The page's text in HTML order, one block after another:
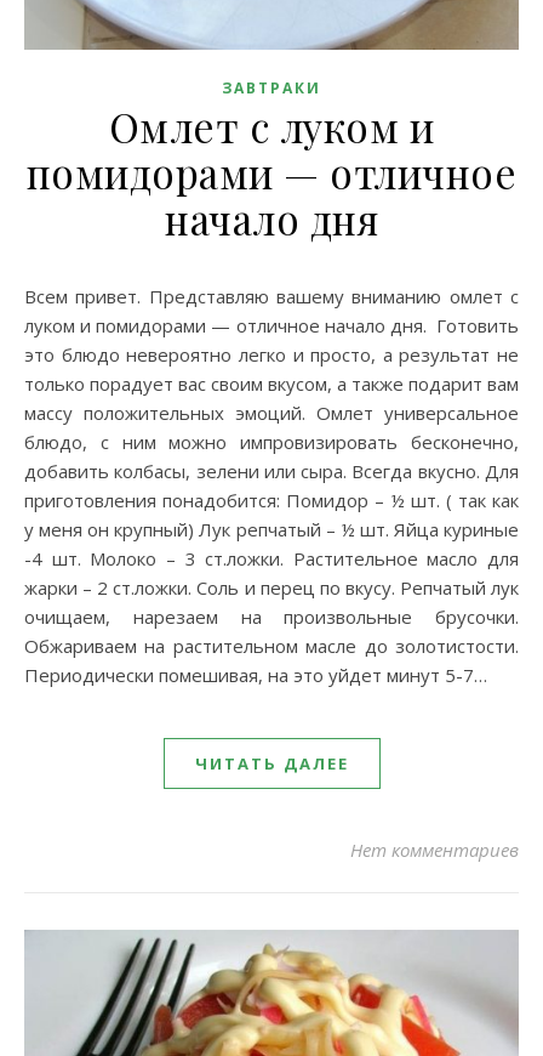
ЗАВТРАКИ
Омлет с луком и
помидорами — отличное
начало дня
Всем привет. Представляю вашему вниманию омлет с
луком и помидорами — отличное начало дня. Готовить
это блюдо невероятно легко и просто, а результат не
только порадует вас своим вкусом, а также подарит вам
массу положительных эмоций. Омлет универсальное
блюдо, с ним можно импровизировать бесконечно,
добавить колбасы, зелени или сыра. Всегда вкусно. Для
приготовления понадобится: Помидор – ½ шт. ( так как
у меня он крупный) Лук репчатый – ½ шт. Яйца куриные
-4 шт. Молоко – 3 ст.ложки. Растительное масло для
жарки – 2 ст.ложки. Соль и перец по вкусу. Репчатый лук
очищаем, нарезаем на произвольные брусочки.
Обжариваем на растительном масле до золотистости.
Периодически помешивая, на это уйдет минут 5-7…
ЧИТАТЬ ДАЛЕЕ
Нет комментариев